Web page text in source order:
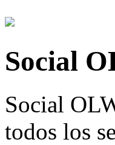
Social
Social
todos los